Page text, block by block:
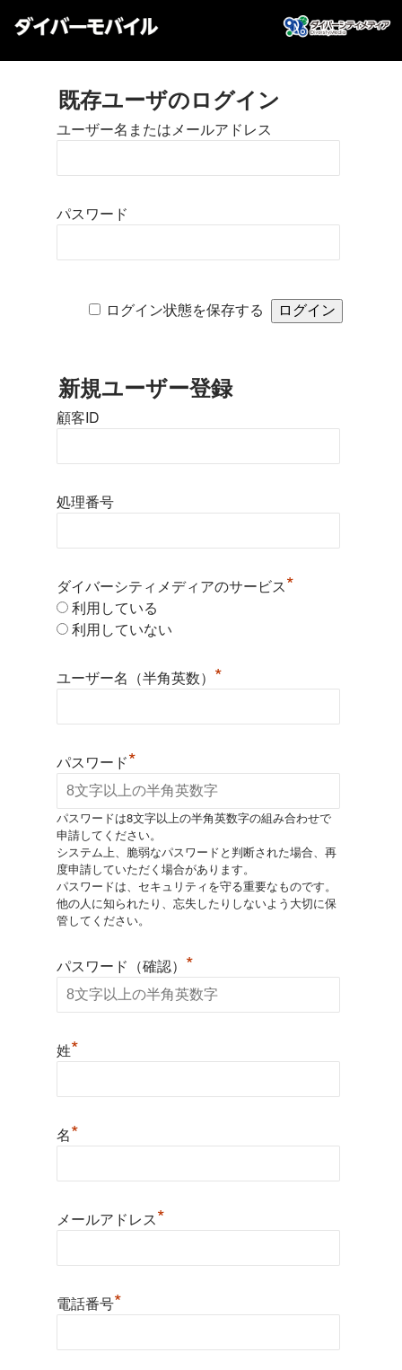
既存ユーザのログイン
ユーザー名またはメールアドレス
パスワード
ログイン状態を保存する
新規ユーザー登録
顧客ID
処理番号
ダイバーシティメディアのサービス*
利用している
利用していない
ユーザー名（半角英数） *
パスワード*
パスワードは8文字以上の半角英数字の組み合わせで
申請してください。
システム上、脆弱なパスワードと判断された場合、再
度申請していただく場合があります。
パスワードは、セキュリティを守る重要なものです。
他の人に知られたり、忘失したりしないよう大切に保
管してください。
パスワード（確認） *
姓*
名*
メールアドレス*
電話番号*